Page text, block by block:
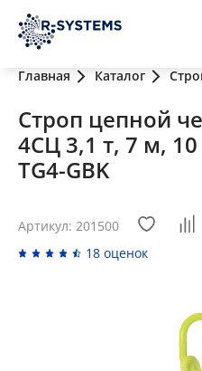
Главная Каталог
Строп цепной
4СЦ 3,1 т, 7 м,
TG4-GBK
Артикул: 201500
18 оценок